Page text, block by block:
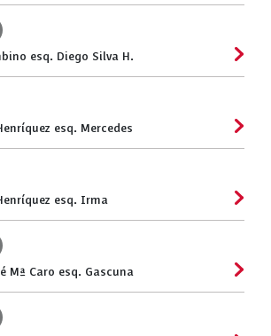
esq. Diego Silva H.
esq. Mercedes
esq. Irma
Mª Caro esq. Gascuna